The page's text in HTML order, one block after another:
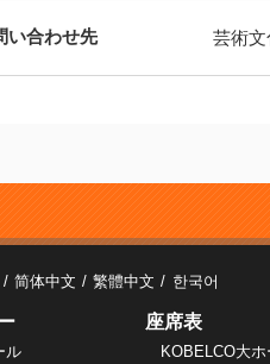
い合わせ先 芸術
简体中文 繁體中文 한국어
ル
座席表
KOBELCO大ホ